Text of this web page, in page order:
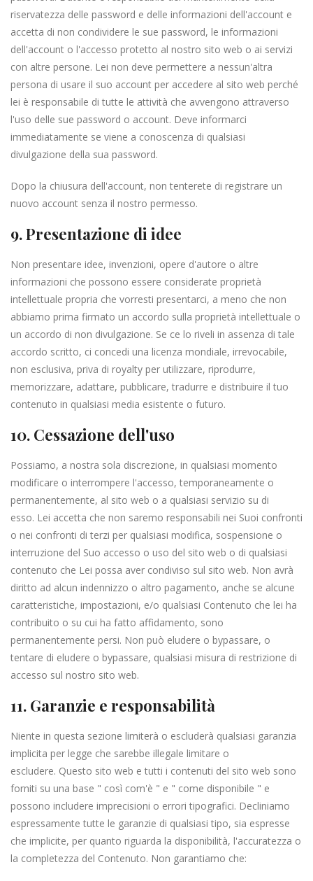
riservatezza delle password e delle informazioni dell'account e
accetta di non condividere le sue password, le informazioni
dell'account o l'accesso protetto al nostro sito web o ai servizi
con altre persone. Lei non deve permettere a nessun'altra
persona di usare il suo account per accedere al sito web perché
lei è responsabile di tutte le attività che avvengono attraverso
l'uso delle sue password o account. Deve informarci
immediatamente se viene a conoscenza di qualsiasi
divulgazione della sua password.
Dopo la chiusura dell'account, non tenterete di registrare un
nuovo account senza il nostro permesso.
9. Presentazione di idee
Non presentare idee, invenzioni, opere d'autore o altre
informazioni che possono essere considerate proprietà
intellettuale propria che vorresti presentarci, a meno che non
abbiamo prima firmato un accordo sulla proprietà intellettuale o
un accordo di non divulgazione. Se ce lo riveli in assenza di tale
accordo scritto, ci concedi una licenza mondiale, irrevocabile,
non esclusiva, priva di royalty per utilizzare, riprodurre,
memorizzare, adattare, pubblicare, tradurre e distribuire il tuo
contenuto in qualsiasi media esistente o futuro.
10. Cessazione dell'uso
Possiamo, a nostra sola discrezione, in qualsiasi momento
modificare o interrompere l'accesso, temporaneamente o
permanentemente, al sito web o a qualsiasi servizio su di
esso. Lei accetta che non saremo responsabili nei Suoi confronti
o nei confronti di terzi per qualsiasi modifica, sospensione o
interruzione del Suo accesso o uso del sito web o di qualsiasi
contenuto che Lei possa aver condiviso sul sito web. Non avrà
diritto ad alcun indennizzo o altro pagamento, anche se alcune
caratteristiche, impostazioni, e/o qualsiasi Contenuto che lei ha
contribuito o su cui ha fatto affidamento, sono
permanentemente persi. Non può eludere o bypassare, o
tentare di eludere o bypassare, qualsiasi misura di restrizione di
accesso sul nostro sito web.
11. Garanzie e responsabilità
Niente in questa sezione limiterà o escluderà qualsiasi garanzia
implicita per legge che sarebbe illegale limitare o
escludere. Questo sito web e tutti i contenuti del sito web sono
forniti su una base " così com'è " e " come disponibile " e
possono includere imprecisioni o errori tipografici. Decliniamo
espressamente tutte le garanzie di qualsiasi tipo, sia espresse
che implicite, per quanto riguarda la disponibilità, l'accuratezza o
la completezza del Contenuto. Non garantiamo che: